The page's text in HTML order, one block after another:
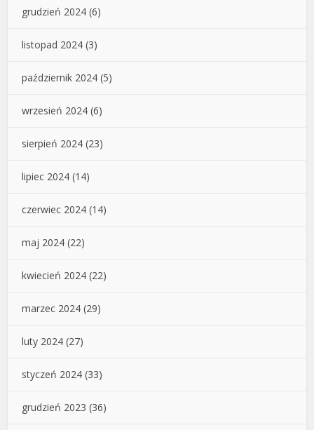
grudzień 2024 (6)
listopad 2024 (3)
październik 2024 (5)
wrzesień 2024 (6)
sierpień 2024 (23)
lipiec 2024 (14)
czerwiec 2024 (14)
maj 2024 (22)
kwiecień 2024 (22)
marzec 2024 (29)
luty 2024 (27)
styczeń 2024 (33)
grudzień 2023 (36)